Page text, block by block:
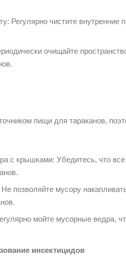
Регулярно чистите
очищайте
пищи для тараканов,
с крышками: Убедитесь, что
позволяйте мусору
мойте мусорные ведра,
инсектицидов